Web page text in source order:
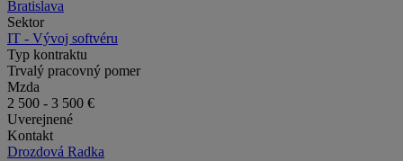
Bratislava
Sektor
IT - Vývoj softvéru
Typ kontraktu
Trvalý pracovný pomer
Mzda
2 500 - 3 500 €
Uverejnené
Kontakt
Drozdová Radka